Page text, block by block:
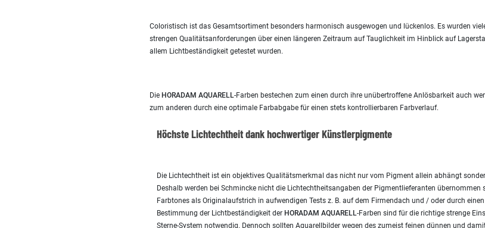
Coloristisch ist das Gesamtsortiment besonders harmonisch ausgewogen und lückenlos. Es wurden
strengen Qualitätsanforderungen über einen längeren Zeitraum auf Tauglichkeit im Hinblick auf
allem Lichtbeständigkeit getestet wurden.
Die HORADAM AQUARELL-Farben bestechen zum einen durch ihre unübertroffene Anlösbarkeit auch
zum anderen durch eine optimale Farbabgabe für einen stets kontrollierbaren Farbverlauf.
Höchste Lichtechtheit dank hochwertiger Künstlerpigmente
Die Lichtechtheit ist ein objektives Qualitätsmerkmal das nicht nur vom Pigment allein abhängt
Deshalb werden bei Schmincke nicht die Lichtechtheitsangaben der Pigmentlieferanten übernommen
Farbtones als Originalaufstrich in aufwendigen Tests z. B. auf dem Firmendach und / oder durch
Bestimmung der Lichtbeständigkeit der HORADAM AQUARELL-Farben sind für die richtige strenge
Sterne-System notwendig. Dennoch sollten Aquarellbilder wegen des zumeist feinen dünnen und